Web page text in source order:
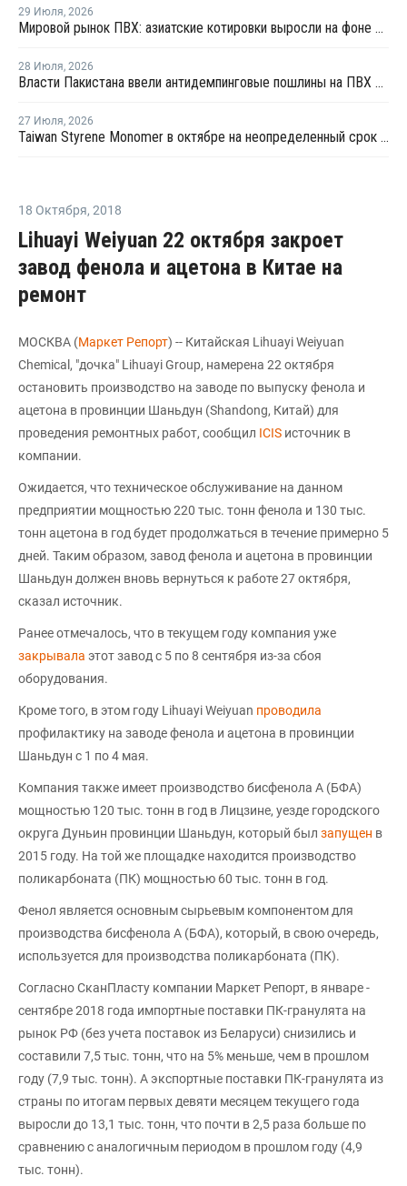
29 Июля, 2026
Мировой рынок ПВХ: азиатские котировки выросли на фоне смешанных тенденций в Китае
28 Июля, 2026
Власти Пакистана ввели антидемпинговые пошлины на ПВХ из США и Индонезии
27 Июля, 2026
Taiwan Styrene Monomer в октябре на неопределенный срок остановит установку EBSM
18 Октября, 2018
Lihuayi Weiyuan 22 октября закроет
завод фенола и ацетона в Китае на
ремонт
МОСКВА (Маркет Репорт) -- Китайская Lihuayi Weiyuan
Chemical, "дочка" Lihuayi Group, намерена 22 октября
остановить производство на заводе по выпуску фенола и
ацетона в провинции Шаньдун (Shandong, Китай) для
проведения ремонтных работ, сообщил ICIS источник в
компании.
Ожидается, что техническое обслуживание на данном
предприятии мощностью 220 тыс. тонн фенола и 130 тыс.
тонн ацетона в год будет продолжаться в течение примерно 5
дней. Таким образом, завод фенола и ацетона в провинции
Шаньдун должен вновь вернуться к работе 27 октября,
сказал источник.
Ранее отмечалось, что в текущем году компания уже
закрывала этот завод с 5 по 8 сентября из-за сбоя
оборудования.
Кроме того, в этом году Lihuayi Weiyuan проводила
профилактику на заводе фенола и ацетона в провинции
Шаньдун с 1 по 4 мая.
Компания также имеет производство бисфенола А (БФА)
мощностью 120 тыс. тонн в год в Лицзине, уезде городского
округа Дуньин провинции Шаньдун, который был запущен в
2015 году. На той же площадке находится производство
поликарбоната (ПК) мощностью 60 тыс. тонн в год.
Фенол является основным сырьевым компонентом для
производства бисфенола А (БФА), который, в свою очередь,
используется для производства поликарбоната (ПК).
Согласно СканПласту компании Маркет Репорт, в январе -
сентябре 2018 года импортные поставки ПК-гранулята на
рынок РФ (без учета поставок из Беларуси) снизились и
составили 7,5 тыс. тонн, что на 5% меньше, чем в прошлом
году (7,9 тыс. тонн). А экспортные поставки ПК-гранулята из
страны по итогам первых девяти месяцем текущего года
выросли до 13,1 тыс. тонн, что почти в 2,5 раза больше по
сравнению с аналогичным периодом в прошлом году (4,9
тыс. тонн).